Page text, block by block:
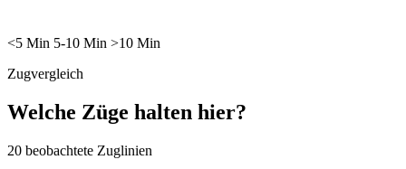
<5 Min 5-10 Min >10 Min
Zugvergleich
Welche Züge halten hier?
20 beobachtete Zuglinien